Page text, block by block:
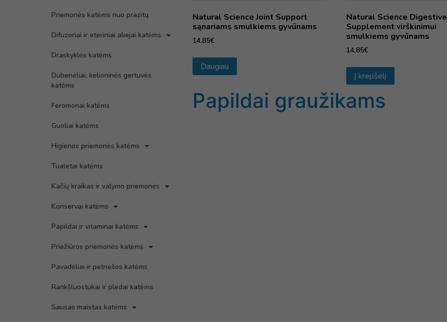
Priemonės katėms nuo prazitų
Difuzoriai ir eteriniai aliejai katėms
Draskyklės katėms
Dubenėliai, kelioninės gertuvės
katėms
Feromonai katėms
Guoliai katėms
Higienos priemonės katėms
Tualetai katėms
Kačių kraikas ir valymo priemonės
Konservai katėms
Papildai ir vitaminai katėms
Priežiūros priemonės katėms
Pavadėliai ir petnešos katėms
Rankšluostukai ir pledai katėms
Sausas maistas katėms
Natural Science Joint Support
sąnariams smulkiems gyvūnams
14,85€
Daugiau
Natural Science Digestive
Supplement virškinimui
smulkiems gyvūnams
14,85€
Į krepšelį
Papildai graužikams